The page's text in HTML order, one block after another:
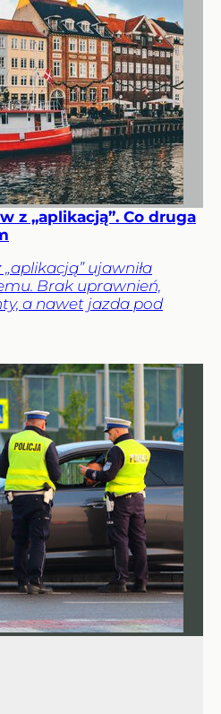
z „aplikacją”. Co druga
ujawniła
Brak uprawnień,
a nawet jazda pod